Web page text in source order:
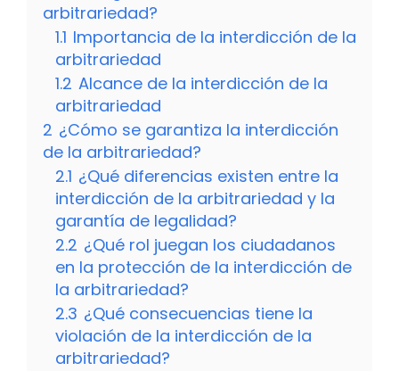
arbitrariedad?
1.1 Importancia de la interdicción de la
arbitrariedad
1.2 Alcance de la interdicción de la
arbitrariedad
2 ¿Cómo se garantiza la interdicción
de la arbitrariedad?
2.1 ¿Qué diferencias existen entre la
interdicción de la arbitrariedad y la
garantía de legalidad?
2.2 ¿Qué rol juegan los ciudadanos
en la protección de la interdicción de
la arbitrariedad?
2.3 ¿Qué consecuencias tiene la
violación de la interdicción de la
arbitrariedad?